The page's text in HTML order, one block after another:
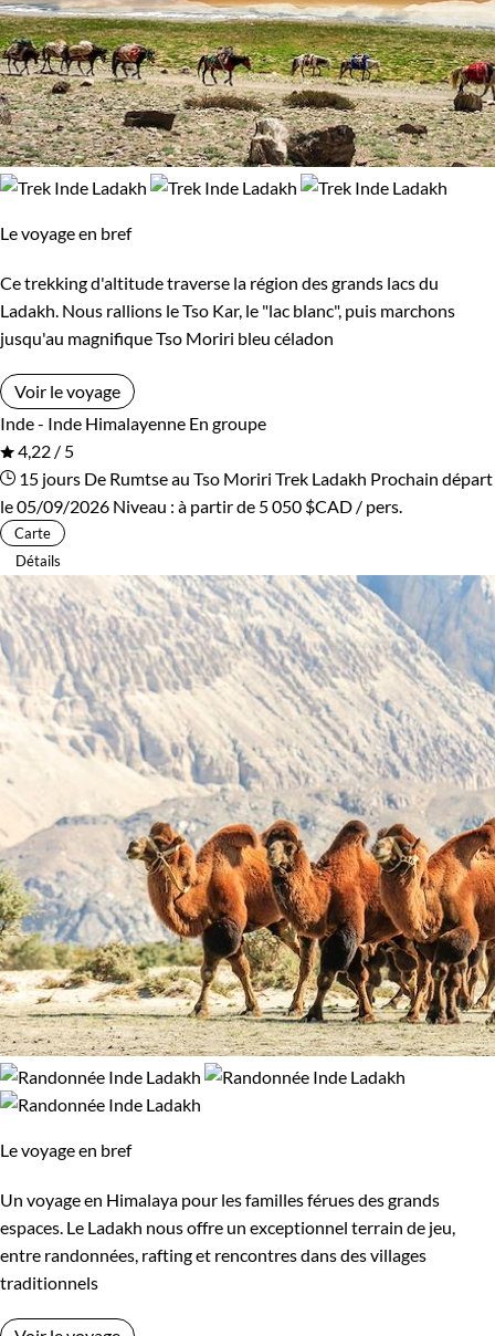
Le voyage en bref
Ce trekking d'altitude traverse la région des grands lacs du
Ladakh. Nous rallions le Tso Kar, le "lac blanc", puis marchons
jusqu'au magnifique Tso Moriri bleu céladon
Voir le voyage
Inde - Inde Himalayenne En groupe
4,22 / 5
15 jours De Rumtse au Tso Moriri Trek Ladakh Prochain départ
le 05/09/2026 Niveau : à partir de 5 050 $CAD / pers.
Carte
Détails
Le voyage en bref
Un voyage en Himalaya pour les familles férues des grands
espaces. Le Ladakh nous offre un exceptionnel terrain de jeu,
entre randonnées, rafting et rencontres dans des villages
traditionnels